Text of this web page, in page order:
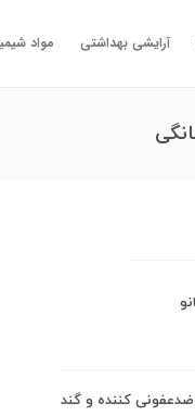
آرایشی بهداشتی مواد
کننده و گند